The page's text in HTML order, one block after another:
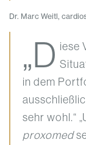
Dr. Marc Weitl,
„D iese
in dem
sehr wohl.“
proxomed